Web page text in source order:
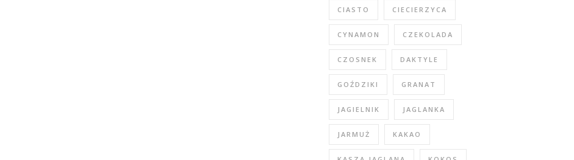
CIASTO CIECIERZYCA
CYNAMON CZEKOLADA
CZOSNEK DAKTYLE
GOŹDZIKI GRANAT
JAGIELNIK JAGLANKA
JARMUŻ KAKAO